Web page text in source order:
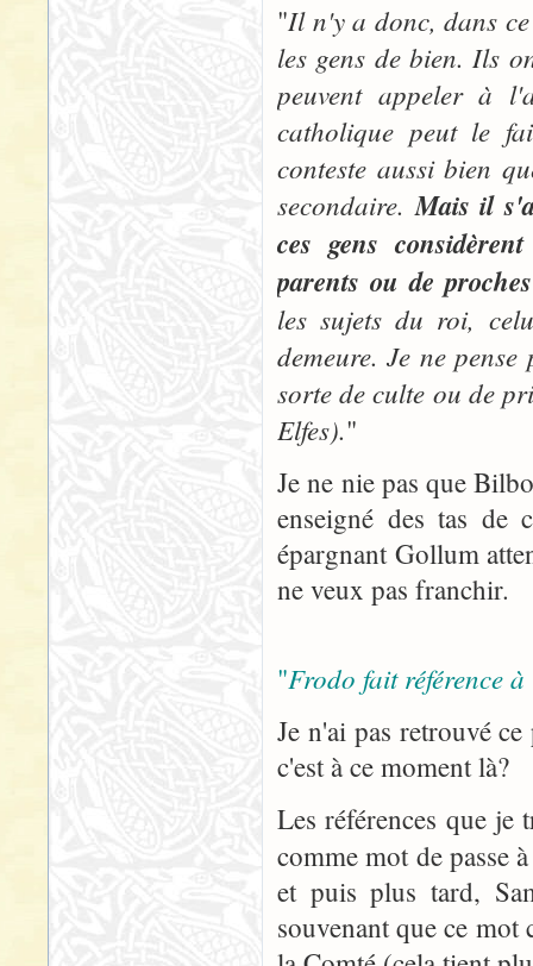
"Il n'y a donc, dans
les gens de bien. Ils
peuvent appeler à
catholique peut le
conteste aussi bien
secondaire. Mais il
ces gens
parents ou de
les sujets du roi,
demeure. Je ne
sorte de culte ou de
Elfes)."
Je ne nie pas que
enseigné des tas
épargnant Gollum
ne veux pas franchir.
"Frodo fait référence
Je n'ai pas retrouvé
c'est à ce moment là?
Les références que
comme mot de
et puis plus tard,
souvenant que ce mot